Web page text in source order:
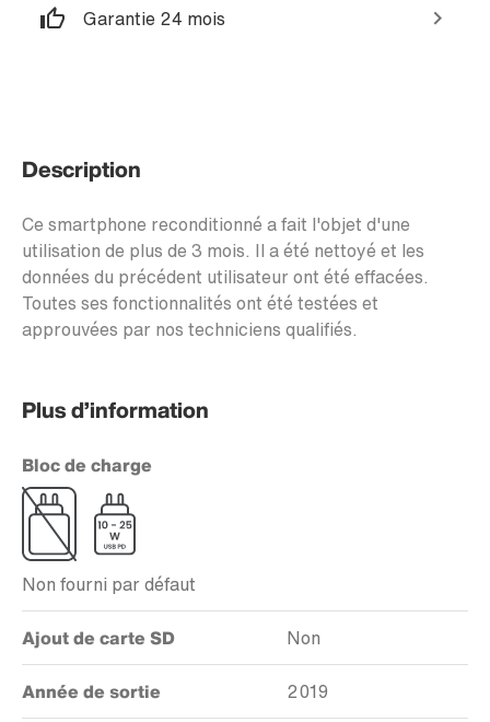
Garantie 24 mois
Description
Ce smartphone reconditionné a fait l'objet d'une
utilisation de plus de 3 mois. Il a été nettoyé et les
données du précédent utilisateur ont été effacées.
Toutes ses fonctionnalités ont été testées et
approuvées par nos techniciens qualifiés.
Plus d’information
Bloc de charge
Non fourni par défaut
Ajout de carte SD Non
Année de sortie 2019